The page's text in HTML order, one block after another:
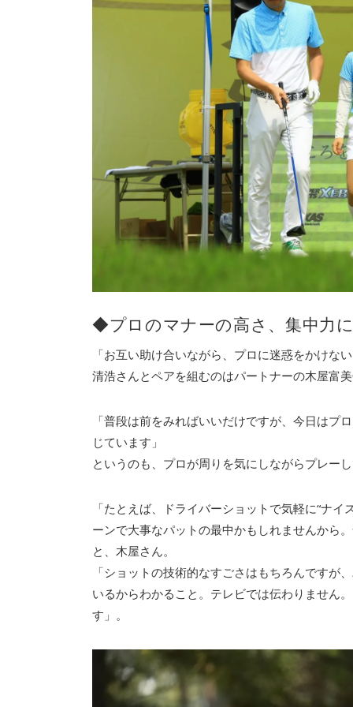
◆プロのマナーの高さ、集中力
「お互い助け合いながら、プロに迷惑をかけな
清浩さんとペアを組むのはパートナーの木屋富
「普段は前をみればいいだけですが、今日はプ
じています」
というのも、プロが周りを気にしながらプレー
「たとえば、ドライバーショットで気軽に“ナ
ーンで大事なパットの最中かもしれませんから
と、木屋さん。
「ショットの技術的なすごさはもちろんですが
いるからわかること。テレビでは伝わりません
す」。